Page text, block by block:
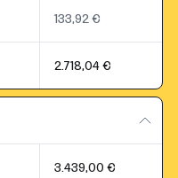
133,92 €
2.718,04 €
3.439,00 €